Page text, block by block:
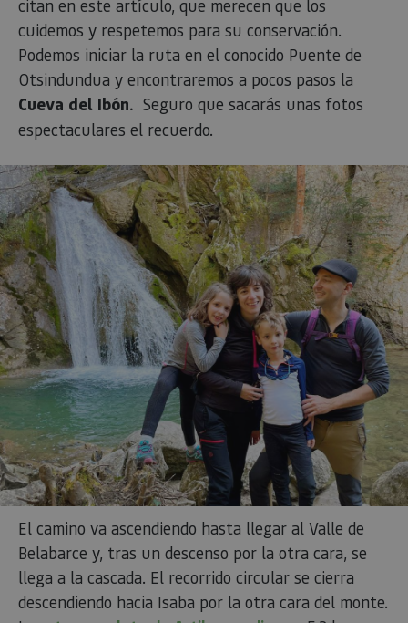
citan en este artículo, que merecen que los
cuidemos y respetemos para su conservación.
Podemos iniciar la ruta en el conocido Puente de
Otsindundua y encontraremos a pocos pasos la
Cueva del Ibón. Seguro que sacarás unas fotos
espectaculares el recuerdo.
El camino va ascendiendo hasta llegar al Valle de
Belabarce y, tras un descenso por la otra cara, se
llega a la cascada. El recorrido circular se cierra
descendiendo hacia Isaba por la otra cara del monte.